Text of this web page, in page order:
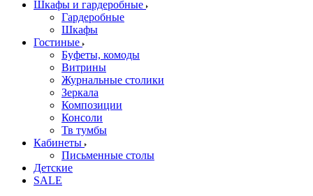
Шкафы и гардеробные
Гардеробные
Шкафы
Гостиные
Буфеты, комоды
Витрины
Журнальные столики
Зеркала
Композиции
Консоли
Тв тумбы
Кабинеты
Письменные столы
Детские
SALE